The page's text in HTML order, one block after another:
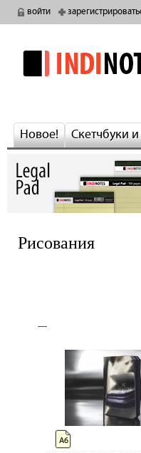
войти
Новое! Скетчбуки
Рисования
А6